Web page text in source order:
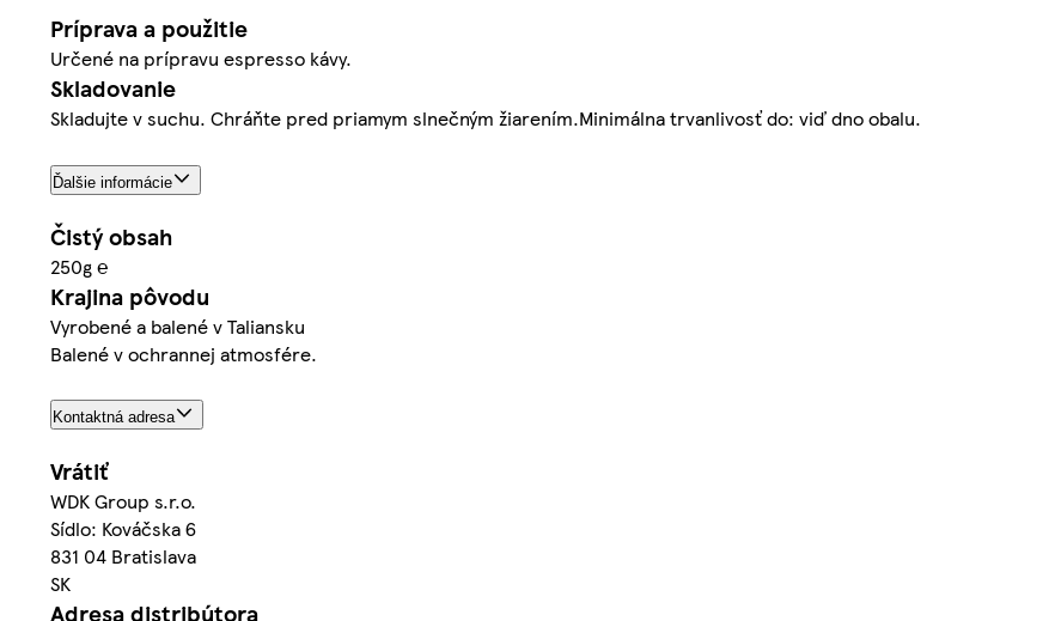
Príprava a použitie
Určené na prípravu espresso kávy.
Skladovanie
Skladujte v suchu. Chráňte pred priamym slnečným žiarením.Minimálna trvanlivosť do: viď dno obalu.
Ďalšie informácie
Čistý obsah
250g ℮
Krajina pôvodu
Vyrobené a balené v Taliansku
Balené v ochrannej atmosfére.
Kontaktná adresa
Vrátiť
WDK Group s.r.o.
Sídlo: Kováčska 6
831 04 Bratislava
SK
Adresa distribútora